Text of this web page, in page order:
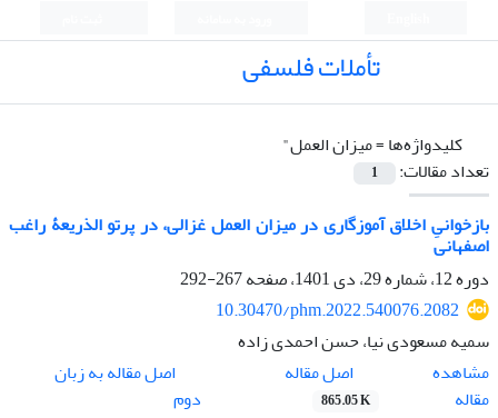
تأملات فلسفی
کلیدواژه‌ها =میزان العمل"
تعداد مقالات:
1
بازخوانیِ اخلاق آموزگاری در میزان العمل غزالی، در پرتو الذریعۀ راغب
اصفهانی
دوره 12، شماره 29، دی 1401، صفحه
267-292
10.30470/phm.2022.540076.2082
سمیه مسعودی نیا، حسن احمدی زاده
مشاهده
مقاله
اصل مقاله
865.05 K
اصل مقاله به زبان
دوم